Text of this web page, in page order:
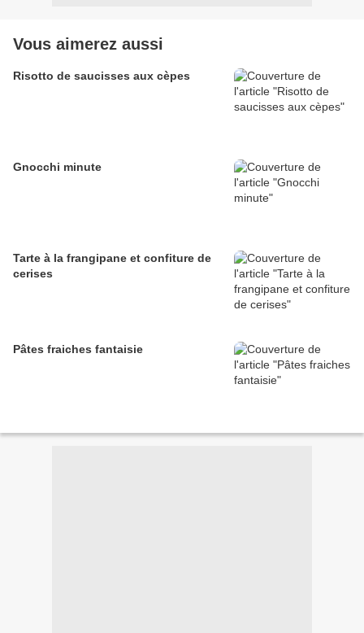
Vous aimerez aussi
Risotto de saucisses aux cèpes
Gnocchi minute
Tarte à la frangipane et confiture de
cerises
Pâtes fraiches fantaisie